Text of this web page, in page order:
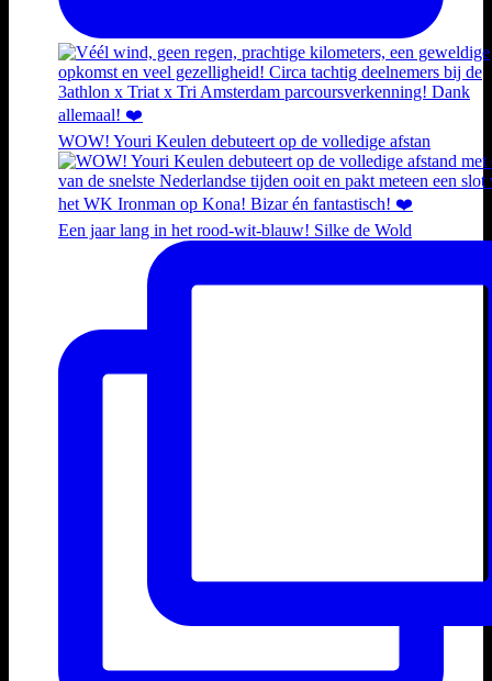
WOW! Youri Keulen debuteert op de volledige afstan
Een jaar lang in het rood-wit-blauw! Silke de Wold